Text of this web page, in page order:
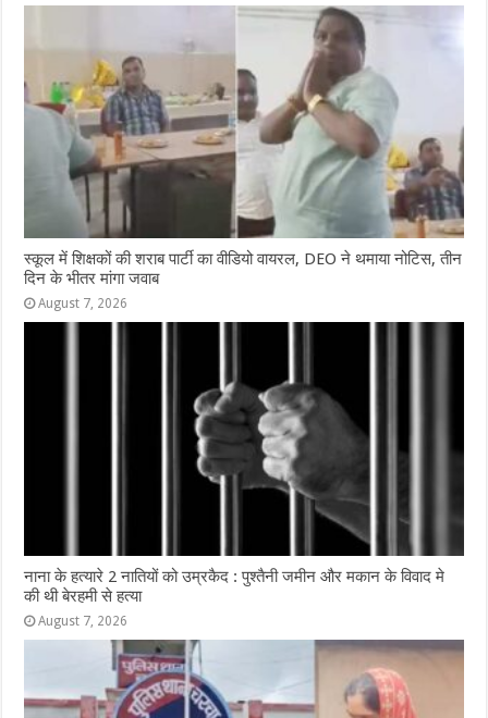
स्कूल में शिक्षकों की शराब पार्टी का वीडियो वायरल, DEO ने थमाया नोटिस, तीन
दिन के भीतर मांगा जवाब
August 7, 2026
नाना के हत्यारे 2 नातियों को उम्रकैद : पुश्तैनी जमीन और मकान के विवाद मे
की थी बेरहमी से हत्या
August 7, 2026